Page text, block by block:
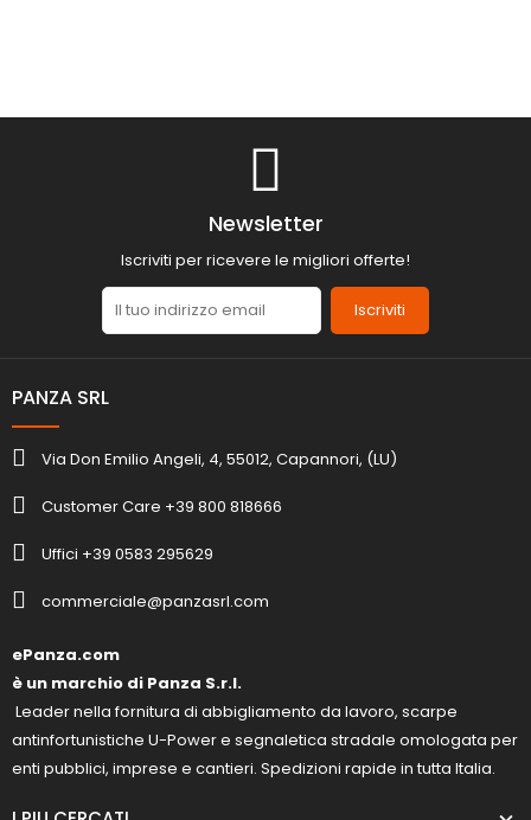
Newsletter
Iscriviti per ricevere le migliori offerte!
Iscriviti
PANZA SRL
Via Don Emilio Angeli, 4, 55012, Capannori, (LU)
Customer Care +39 800 818666
Uffici +39 0583 295629
commerciale@panzasrl.com
ePanza.com
è un marchio di Panza S.r.l.
Leader nella fornitura di abbigliamento da lavoro, scarpe
antinfortunistiche U-Power e segnaletica stradale omologata per
enti pubblici, imprese e cantieri. Spedizioni rapide in tutta Italia.